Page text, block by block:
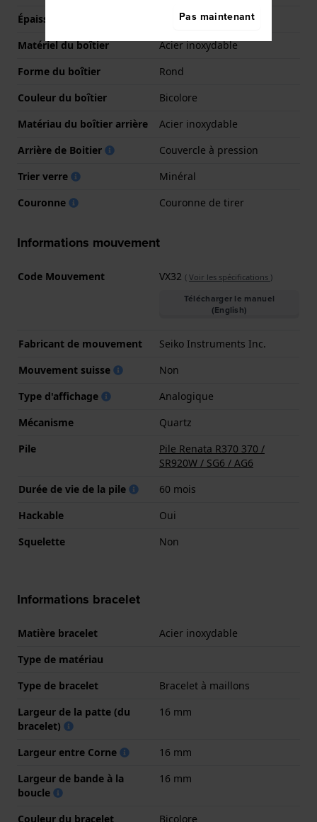
Épaisseur du boîtier
8 mm
Matériel du boîtier
Acier inoxydable
Forme du boîtier
Rond
Couleur du boîtier
Bicolore
Matériau du boîtier arrière
Acier inoxydable
Arrière de Boitier
Couvercle à pression
Trier verre
Minéral
Couronne
Couronne de tirer
Informations mouvement
Code Mouvement VX32 ( Voir les spécifications )
Télécharger le manuel
(English)
Fabricant de mouvement
Seiko Instruments Inc.
Mouvement suisse
Non
Type d'affichage
Analogique
Mécanisme
Quartz
Pile
Pile Renata R370 370 /
SR920W / SG6 / AG6
Durée de vie de la pile
60 mois
Hackable
Oui
Squelette
Non
Informations bracelet
Matière bracelet
Acier inoxydable
Type de matériau
Type de bracelet
Bracelet à maillons
Largeur de la patte (du
bracelet)
16 mm
Largeur entre Corne
16 mm
Largeur de bande à la
boucle
16 mm
Couleur du bracelet Bicolore
Pas maintenant